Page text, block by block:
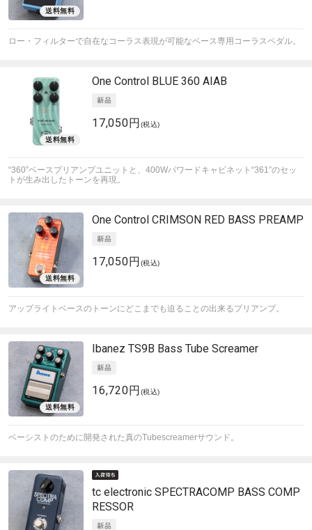
ロー・フィルターで自在なコーラス表現が可能なベース専用コーラスペダル。
One Control BLUE 360 AIAB
17,050円 (税込)
“360”ベースプリアンプユニットと、400Wパワードキャビネット“361”のセッ
トが生み出したトーンを再現。
One Control CRIMSON RED BASS PREAMP
17,050円 (税込)
アップライトベースのトーンにどこまでも迫ることの出来るプリアンプ。
Ibanez TS9B Bass Tube Screamer
16,720円 (税込)
ベーシストのために開発された真のTubescreamerサウンド。
tc electronic SPECTRACOMP BASS COMP
RESSOR